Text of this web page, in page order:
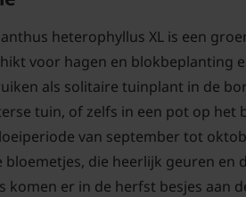
heterophyllus XL is een
voor hagen en blokbeplanting
als solitaire tuinplant in de
tuin, of zelfs in een pot op het
van september tot
bloemetjes, die heerlijk geuren en
komen er in de herfst besjes aan